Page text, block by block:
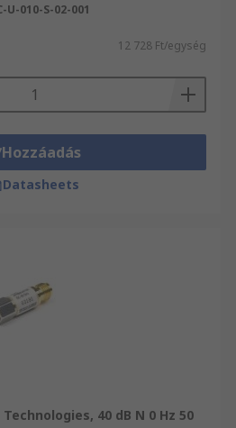
U-010-S-02-001
12 728 Ft/egység
Hozzáadás
Datasheets
40 dB N 0 Hz 50